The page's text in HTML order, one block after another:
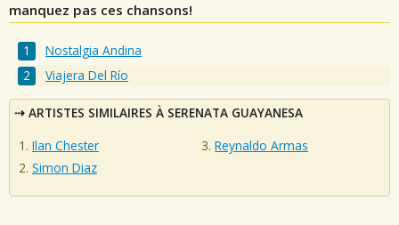
manquez pas ces chansons!
Nostalgia Andina
Viajera Del Río
ARTISTES SIMILAIRES À SERENATA GUAYANESA
Ilan Chester
Simon Diaz
Reynaldo Armas